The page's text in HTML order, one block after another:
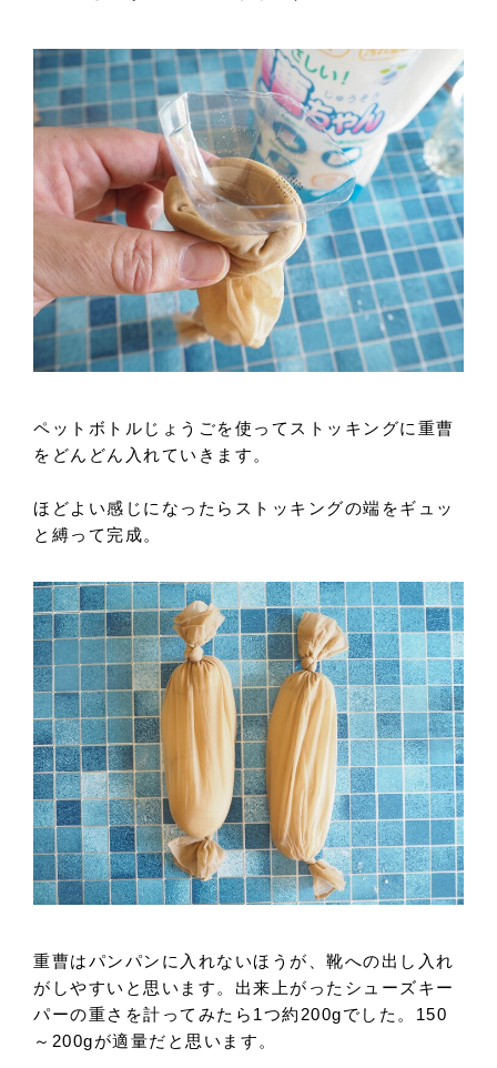
ペットボトルじょうごを使ってストッキングに重曹
をどんどん入れていきます。
ほどよい感じになったらストッキングの端をギュッ
と縛って完成。
重曹はパンパンに入れないほうが、靴への出し入れ
がしやすいと思います。出来上がったシューズキー
パーの重さを計ってみたら1つ約200gでした。150
～200gが適量だと思います。